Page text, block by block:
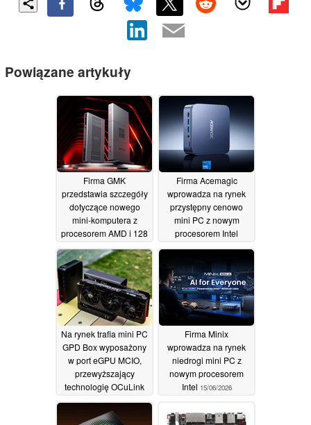
Powiązane artykuły
Firma GMK
przedstawia szczegóły
dotyczące nowego
mini-komputera z
procesorem AMD i 128
GB pamięci RAM przed
jego światową
premierą18/06/2026
Firma Acemagic
wprowadza na rynek
przystępny cenowo
mini PC z nowym
procesorem Intel
Wildcat Lake18/06/2026
Na rynek trafia mini PC
GPD Box wyposażony
w port eGPU MCIO,
przewyższający
technologię OCuLink
17/06/2026
Firma Minix
wprowadza na rynek
niedrogi mini PC z
nowym procesorem
Intel 15/06/2026